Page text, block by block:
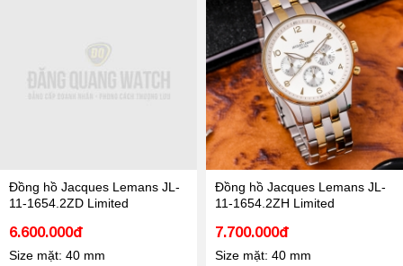
Đồng hồ Jacques Lemans JL-
11-1654.2ZD Limited
6.600.000đ
Size mặt: 40 mm
Đồng hồ Jacques Lemans JL-
11-1654.2ZH Limited
7.700.000đ
Size mặt: 40 mm